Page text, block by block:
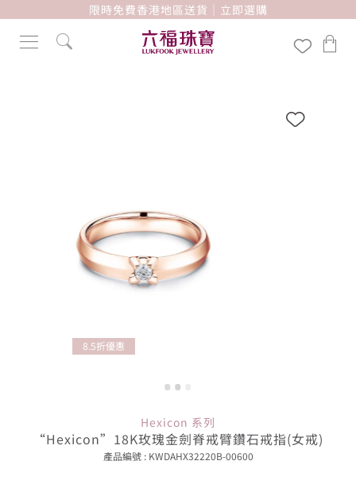
限時免費香港地區送貨｜立即選購
8.5折優惠
Hexicon 系列
“Hexicon”18K玫瑰金劍脊戒臂鑽石戒指(女戒)
產品編號 : KWDAHX32220B-00600